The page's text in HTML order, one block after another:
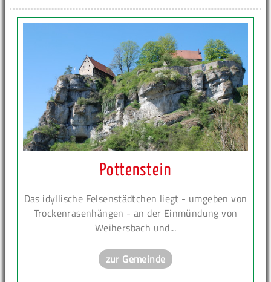
Pottenstein
Das idyllische Felsenstädtchen liegt - umgeben von
Trockenrasenhängen - an der Einmündung von
Weihersbach und...
zur Gemeinde